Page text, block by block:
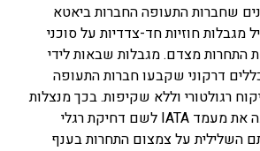
שחברות התעופה החברות ביאטא
מגבלות חוזיות חד-צדדיות על סוכני
התחרות מצדם. מגבלות שבאות לידי
דרקוני שקבעו חברות התעופה
רגולטורי וללא שקיפות. בכך מנצלות
החברות התעופה לרעה את מעמד IATA לשם דחיקת רגלי
השלילית על צמצום התחרות בענף